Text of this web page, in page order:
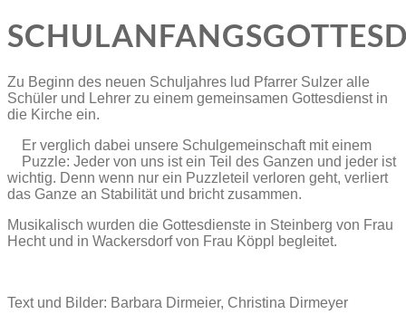
Zu Beginn des neuen Schuljahres lud Pfarrer Sulzer alle
Schüler und Lehrer zu einem gemeinsamen Gottesdienst in
die Kirche ein.
Er verglich dabei unsere Schulgemeinschaft mit einem
Puzzle: Jeder von uns ist ein Teil des Ganzen und jeder ist
wichtig. Denn wenn nur ein Puzzleteil verloren geht, verliert
das Ganze an Stabilität und bricht zusammen.
Musikalisch wurden die Gottesdienste in Steinberg von Frau
Hecht und in Wackersdorf von Frau Köppl begleitet.
Text und Bilder: Barbara Dirmeier, Christina Dirmeyer